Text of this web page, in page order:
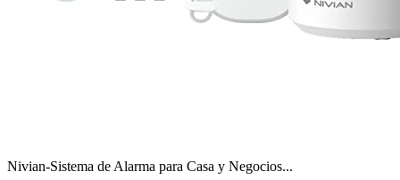
Nivian-Sistema de Alarma para Casa y Negocios...